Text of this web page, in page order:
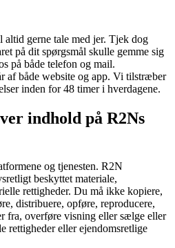
gerne tale med jer. Tjek dog
på dit spørgsmål skulle gemme sig
på både telefon og mail.
af både website og app. Vi tilstræber
inden for 48 timer i hverdagene.
indhold på R2Ns
og tjenesten. R2N
beskyttet materiale,
rettigheder. Du må ikke kopiere,
distribuere, opføre, reproducere,
fra, overføre visning eller sælge eller
rettigheder eller ejendomsretlige